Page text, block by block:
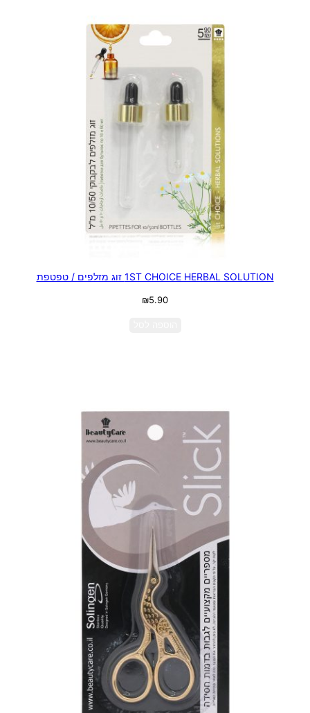
1ST CHOICE HERBAL SOLUTION זוג מזלפים / טפטפת
₪5.90